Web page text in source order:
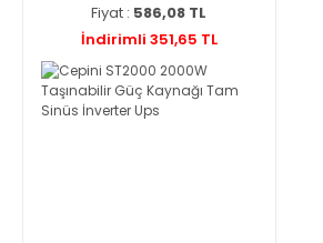
Fiyat : 586,08 TL
İndirimli 351,65 TL